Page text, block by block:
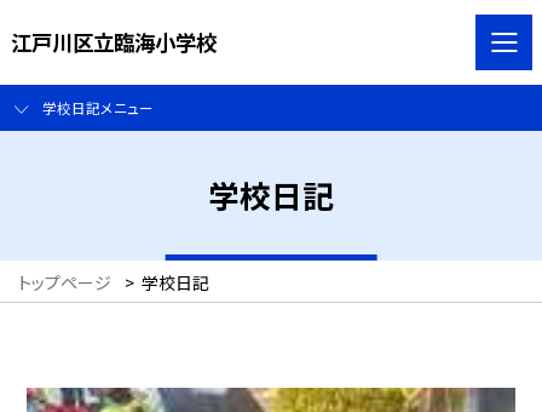
江戸川区立臨海小学校
学校日記メニュー
学校日記
トップページ > 学校日記